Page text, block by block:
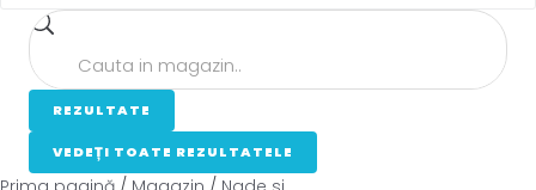
Search
REZULTATE
VEDEȚI TOATE REZULTATELE